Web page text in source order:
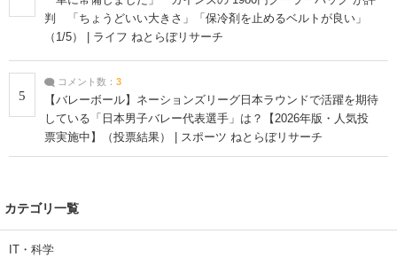
判 「ちょうどいい大きさ」「保冷剤を止めるベルトが良い」
（1/5） | ライフ ねとらぼリサーチ
5
コメント数： 3
【バレーボール】ネーションズリーグ日本ラウンドで活躍を期待
している「日本男子バレー代表選手」は？【2026年版・人気投
票実施中】（投票結果） | スポーツ ねとらぼリサーチ
カテゴリ一覧
IT・科学